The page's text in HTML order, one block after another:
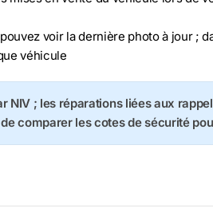
voir la dernière photo à jour ;
véhicule
NIV ; les réparations liées aux
comparer les cotes de sécurité